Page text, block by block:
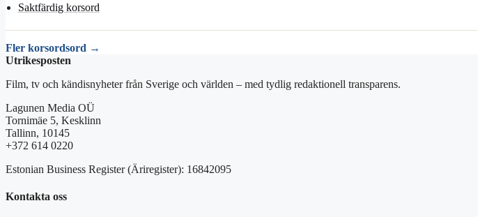
Saktfärdig korsord
Fler korsordsord →
Utrikesposten
Film, tv och kändisnyheter från Sverige och världen – med tydlig redaktionell transparens.
Lagunen Media OÜ
Tornimäe 5, Kesklinn
Tallinn, 10145
+372 614 0220
Estonian Business Register (Äriregister): 16842095
Kontakta oss